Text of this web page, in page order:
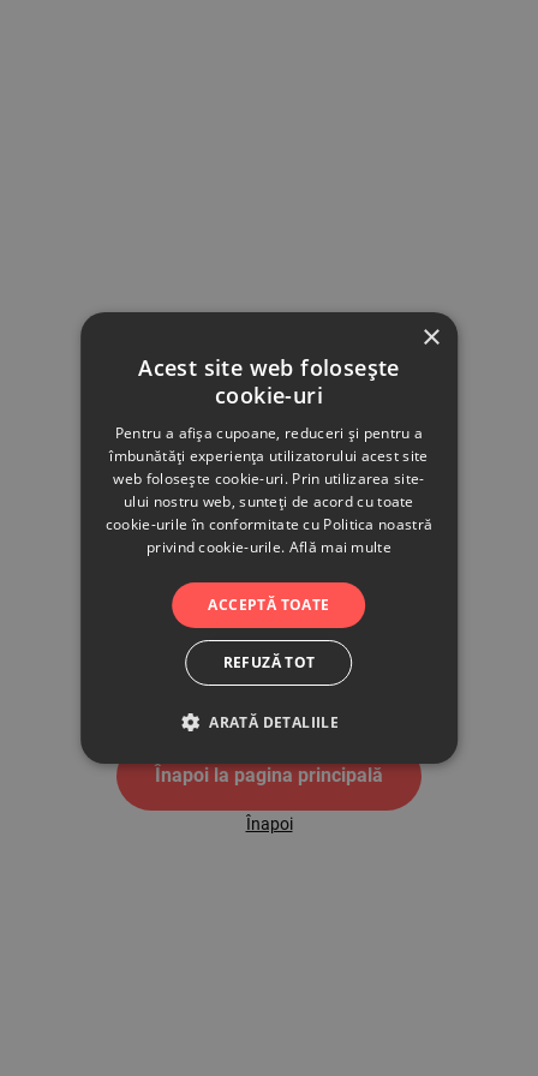
500
Înapoi la pagina principală
Înapoi
×
Acest site web folosește
cookie-uri
Pentru a afișa cupoane, reduceri și pentru a
îmbunătăți experiența utilizatorului acest site
web folosește cookie-uri. Prin utilizarea site-
ului nostru web, sunteți de acord cu toate
cookie-urile în conformitate cu Politica noastră
privind cookie-urile. Află mai multe
ACCEPTĂ TOATE
REFUZĂ TOT
ARATĂ DETALIILE